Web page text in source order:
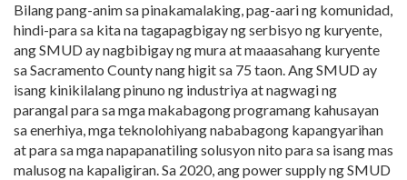
Bilang pang-anim sa pinakamalaking, pag-aari ng komunidad,
hindi-para sa kita na tagapagbigay ng serbisyo ng kuryente,
ang SMUD ay nagbibigay ng mura at maaasahang kuryente
sa Sacramento County nang higit sa 75 taon. Ang SMUD ay
isang kinikilalang pinuno ng industriya at nagwagi ng
parangal para sa mga makabagong programang kahusayan
sa enerhiya, mga teknolohiyang nababagong kapangyarihan
at para sa mga napapanatiling solusyon nito para sa isang mas
malusog na kapaligiran. Sa 2020, ang power supply ng SMUD